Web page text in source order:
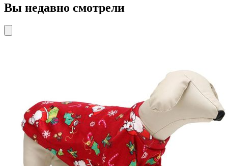
Вы недавно смотрели